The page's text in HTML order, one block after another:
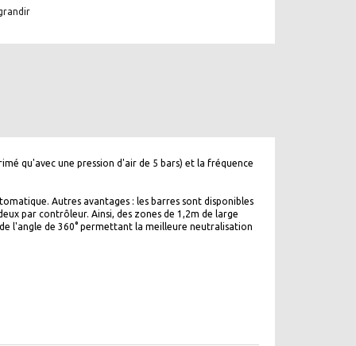
qu'avec une pression d'air de 5 bars) et la fréquence
Autres avantages : les barres sont disponibles
par contrôleur. Ainsi, des zones de 1,2m de large
l'angle de 360° permettant la meilleure neutralisation